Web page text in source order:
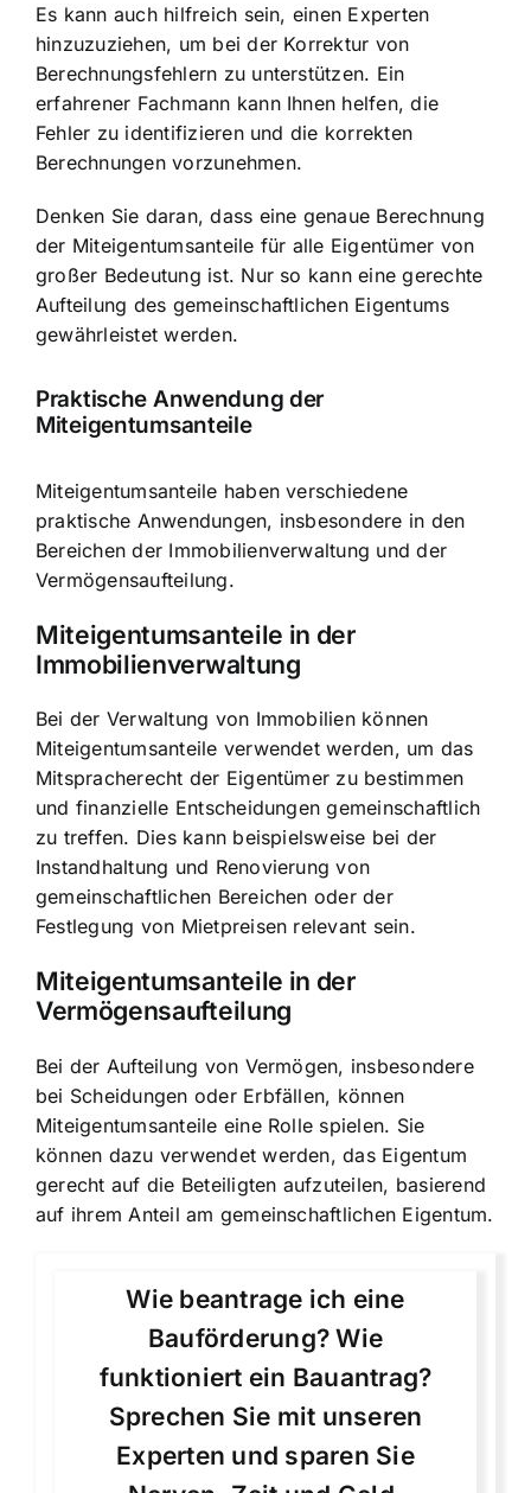
Es kann auch hilfreich sein, einen Experten
hinzuzuziehen, um bei der Korrektur von
Berechnungsfehlern zu unterstützen. Ein
erfahrener Fachmann kann Ihnen helfen, die
Fehler zu identifizieren und die korrekten
Berechnungen vorzunehmen.
Denken Sie daran, dass eine genaue Berechnung
der Miteigentumsanteile für alle Eigentümer von
großer Bedeutung ist. Nur so kann eine gerechte
Aufteilung des gemeinschaftlichen Eigentums
gewährleistet werden.
Praktische Anwendung der
Miteigentumsanteile
Miteigentumsanteile haben verschiedene
praktische Anwendungen, insbesondere in den
Bereichen der Immobilienverwaltung und der
Vermögensaufteilung.
Miteigentumsanteile in der
Immobilienverwaltung
Bei der Verwaltung von Immobilien können
Miteigentumsanteile verwendet werden, um das
Mitspracherecht der Eigentümer zu bestimmen
und finanzielle Entscheidungen gemeinschaftlich
zu treffen. Dies kann beispielsweise bei der
Instandhaltung und Renovierung von
gemeinschaftlichen Bereichen oder der
Festlegung von Mietpreisen relevant sein.
Miteigentumsanteile in der
Vermögensaufteilung
Bei der Aufteilung von Vermögen, insbesondere
bei Scheidungen oder Erbfällen, können
Miteigentumsanteile eine Rolle spielen. Sie
können dazu verwendet werden, das Eigentum
gerecht auf die Beteiligten aufzuteilen, basierend
auf ihrem Anteil am gemeinschaftlichen Eigentum.
Wie beantrage ich eine
Bauförderung? Wie
funktioniert ein Bauantrag?
Sprechen Sie mit unseren
Experten und sparen Sie